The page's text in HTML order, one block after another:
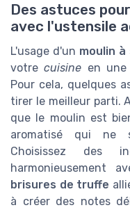
Des astuces
avec l'ustensile
L'usage d'un moulin
votrecuisine en une
Pour cela, quelques
tirer le meilleur parti.
que le moulin est
aromatisé qui ne
Choisissez des
harmonieusement
brisures de truffe
à créer des notes